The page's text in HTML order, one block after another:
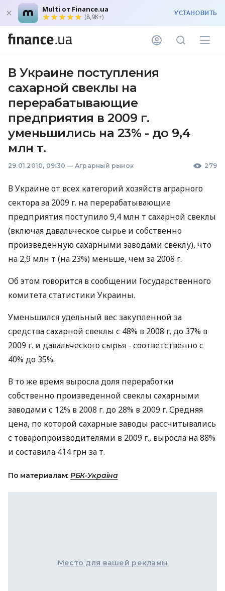
Multi от Finance.ua
(8,9K+) УСТАНОВИТЬ
В Украине поступления
сахарной свеклы на
перерабатывающие
предприятия в 2009 г.
уменьшились на 23% - до 9,4
млн т.
29.01.2010, 09:30 — Аграрный рынок 279
В Украине от всех категорий хозяйств аграрного
сектора за 2009 г. на перерабатывающие
предприятия поступило 9,4 млн т сахарной свеклы
(включая давальческое сырье и собственно
произведенную сахарными заводами свеклу), что
на 2,9 млн т (на 23%) меньше, чем за 2008 г.
Об этом говорится в сообщении Государственного
комитета статистики Украины.
Уменьшился удельный вес закупленной за
средства сахарной свеклы с 48% в 2008 г. до 37% в
2009 г. и давальческого сырья - соответственно с
40% до 35%.
В то же время выросла доля переработки
собственно произведенной свеклы сахарными
заводами с 12% в 2008 г. до 28% в 2009 г. Средняя
цена, по которой сахарные заводы рассчитывались
с товаропроизводителями в 2009 г., выросла на 88%
и составила 414 грн за т.
По материалам: РБК-Україна
Место для вашей рекламы